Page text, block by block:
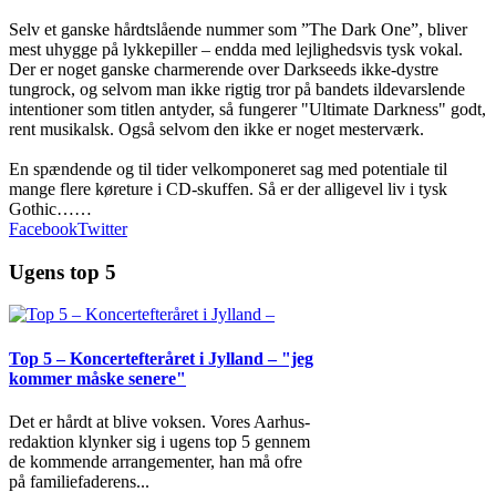
Selv et ganske hårdtslående nummer som ”The Dark One”, bliver
mest uhygge på lykkepiller – endda med lejlighedsvis tysk vokal.
Der er noget ganske charmerende over Darkseeds ikke-dystre
tungrock, og selvom man ikke rigtig tror på bandets ildevarslende
intentioner som titlen antyder, så fungerer "Ultimate Darkness" godt,
rent musikalsk. Også selvom den ikke er noget mesterværk.
En spændende og til tider velkomponeret sag med potentiale til
mange flere køreture i CD-skuffen. Så er der alligevel liv i tysk
Gothic……
FacebookTwitter
Ugens top 5
Top 5 – Koncertefteråret i Jylland – "jeg
kommer måske senere"
Det er hårdt at blive voksen. Vores Aarhus-
redaktion klynker sig i ugens top 5 gennem
de kommende arrangementer, han må ofre
på familiefaderens...